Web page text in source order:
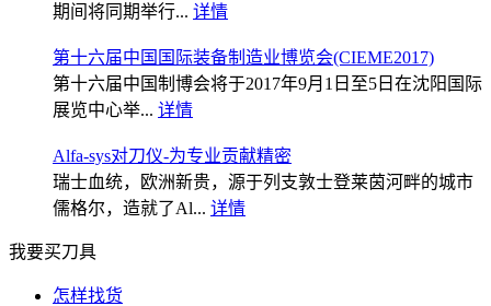
期间将同期举行... 详情
第十六届中国国际装备制造业博览会(CIEME2017)
第十六届中国制博会将于2017年9月1日至5日在沈阳国际
展览中心举... 详情
Alfa-sys对刀仪-为专业贡献精密
瑞士血统，欧洲新贵，源于列支敦士登莱茵河畔的城市
儒格尔，造就了Al... 详情
我要买刀具
怎样找货